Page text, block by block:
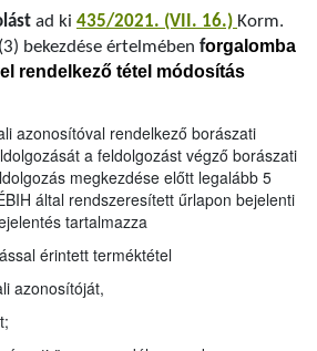
ad ki 435/2021. (VII. 16.) Korm.
bekezdése értelmében forgalomba
rendelkező tétel módosítás
azonosítóval rendelkező borászati
a feldolgozást végző borászati
megkezdése előtt legalább 5
által rendszeresített űrlapon bejelenti
tartalmazza
érintett terméktétel
azonosítóját,